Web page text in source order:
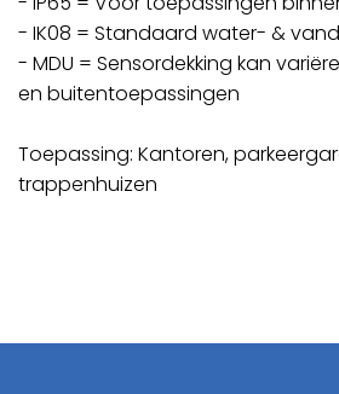
- IK08 = Standaard water- &
- MDU = Sensordekking kan
en buitentoepassingen
Toepassing: Kantoren,
trappenhuizen